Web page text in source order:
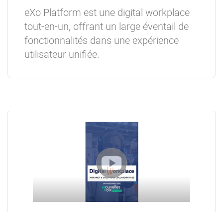
eXo Platform est une digital workplace
tout-en-un, offrant un large éventail de
fonctionnalités dans une expérience
utilisateur unifiée.